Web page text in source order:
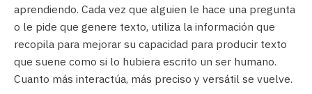
aprendiendo. Cada vez que alguien le hace una pregunta
o le pide que genere texto, utiliza la información que
recopila para mejorar su capacidad para producir texto
que suene como si lo hubiera escrito un ser humano.
Cuanto más interactúa, más preciso y versátil se vuelve.